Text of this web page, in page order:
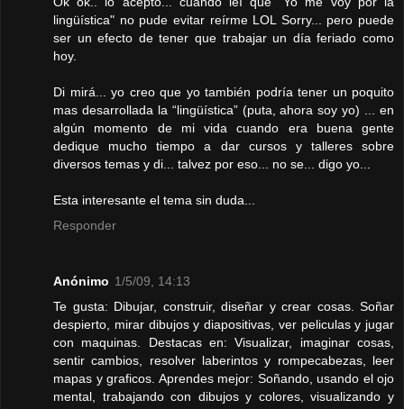
lingüística" no pude evitar reírme LOL Sorry... pero puede
ser un efecto de tener que trabajar un día feriado como
hoy.
Di mirá... yo creo que yo también podría tener un poquito
mas desarrollada la “lingüística” (puta, ahora soy yo) ... en
algún momento de mi vida cuando era buena gente
dedique mucho tiempo a dar cursos y talleres sobre
diversos temas y di... talvez por eso... no se... digo yo...
Esta interesante el tema sin duda...
Responder
Anónimo 1/5/09, 14:13
Te gusta: Dibujar, construir, diseñar y crear cosas. Soñar
despierto, mirar dibujos y diapositivas, ver peli­culas y jugar
con maquinas. Destacas en: Visualizar, imaginar cosas,
sentir cambios, resolver laberintos y rompecabezas, leer
mapas y graficos. Aprendes mejor: Soñando, usando el ojo
mental, trabajando con dibujos y colores, visualizando y